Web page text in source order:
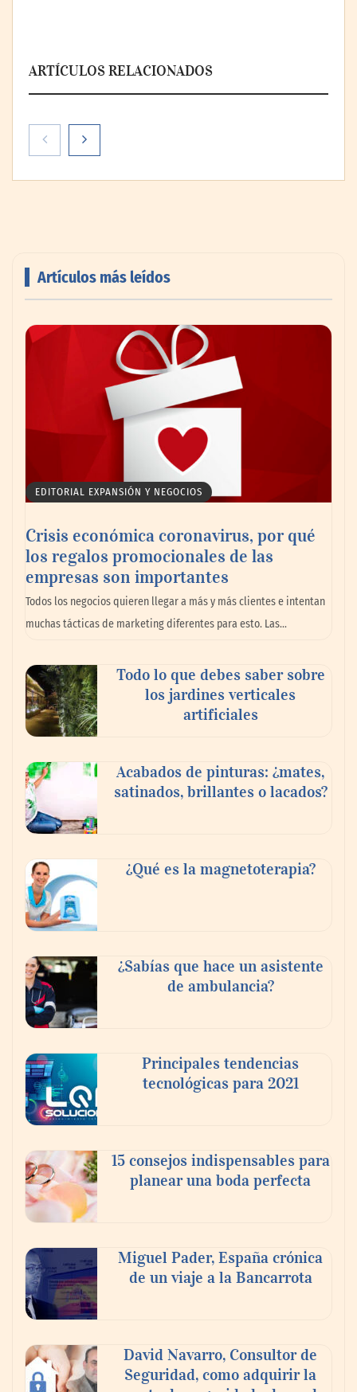
ARTÍCULOS RELACIONADOS
la compra de boletos con una experiencia
de pago rápida y segura
MBF Construcciones refuerza su presencia
digital con una nueva web de reformas en
Madrid
Danfoss adelanta cinco años su objetivo
climático y reduce sus emisiones en un 51
%
La banca debe modernizar sus sistemas
core sin perder décadas de conocimiento
de negocio: Minsait
mejoran su motivación, fluidez y logro de
objetivos, según un estudio
COSITAL valora positivamente el nuevo
modelo de colaboración para reforzar la
capacidad técnica de los ayuntamientos
Artículos más leídos
EDITORIAL EXPANSIÓN Y NEGOCIOS
Crisis económica coronavirus, por qué
los regalos promocionales de las
empresas son importantes
Todos los negocios quieren llegar a más y más clientes e intentan
muchas tácticas de marketing diferentes para esto. Las…
Todo lo que debes saber sobre
los jardines verticales
artificiales
Acabados de pinturas: ¿mates,
satinados, brillantes o lacados?
¿Qué es la magnetoterapia?
¿Sabías que hace un asistente
de ambulancia?
Principales tendencias
tecnológicas para 2021
15 consejos indispensables para
planear una boda perfecta
Miguel Pader, España crónica
de un viaje a la Bancarrota
David Navarro, Consultor de
Seguridad, como adquirir la